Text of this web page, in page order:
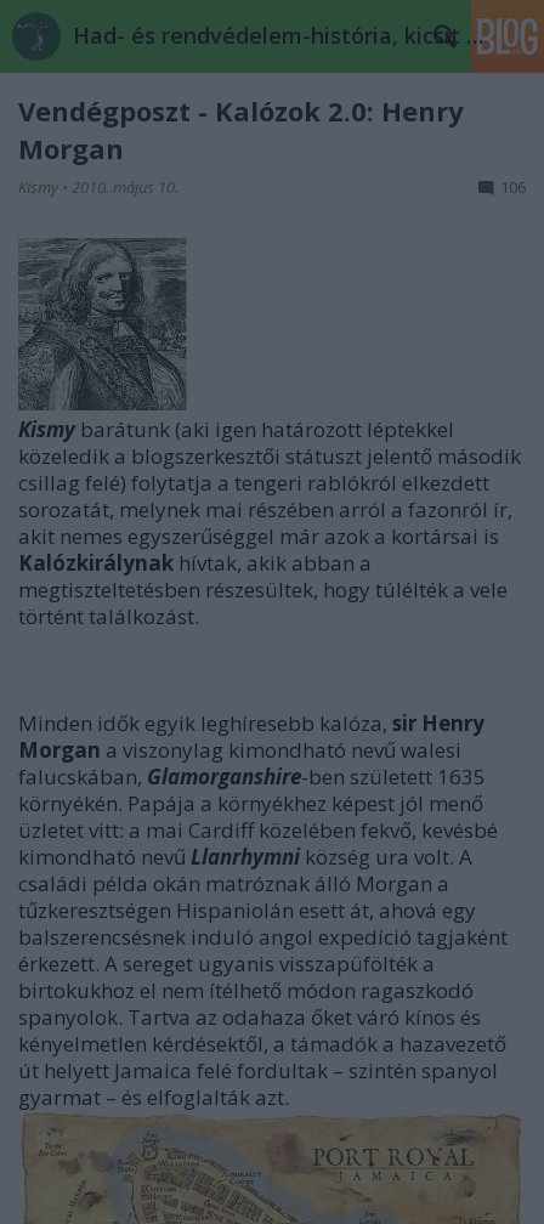
Had- és rendvédelem-história, kicsit másképp
Vendégposzt - Kalózok 2.0: Henry
Morgan
Kismy • 2010. május 10. 106
Kismybarátunk (aki igen határozott léptekkel
közeledik a blogszerkesztői státuszt jelentő második
csillag felé) folytatja a tengeri rablókról elkezdett
sorozatát, melynek mai részében arról a fazonról ír,
akit nemes egyszerűséggel már azok a kortársai is
Kalózkirálynak hívtak, akik abban a
megtiszteltetésben részesültek, hogy túlélték a vele
történt találkozást.
Minden idők egyik leghíresebb kalóza, sir Henry
Morgan a viszonylag kimondható nevű walesi
falucskában, Glamorganshire-ben született 1635
környékén. Papája a környékhez képest jól menő
üzletet vitt: a mai Cardiff közelében fekvő, kevésbé
kimondható nevű Llanrhymni község ura volt. A
családi példa okán matróznak álló Morgan a
tűzkeresztségen Hispaniolán esett át, ahová egy
balszerencsésnek induló angol expedíció tagjaként
érkezett. A sereget ugyanis visszapüfölték a
birtokukhoz el nem ítélhető módon ragaszkodó
spanyolok. Tartva az odahaza őket váró kínos és
kényelmetlen kérdésektől, a támadók a hazavezető
út helyett Jamaica felé fordultak – szintén spanyol
gyarmat – és elfoglalták azt.